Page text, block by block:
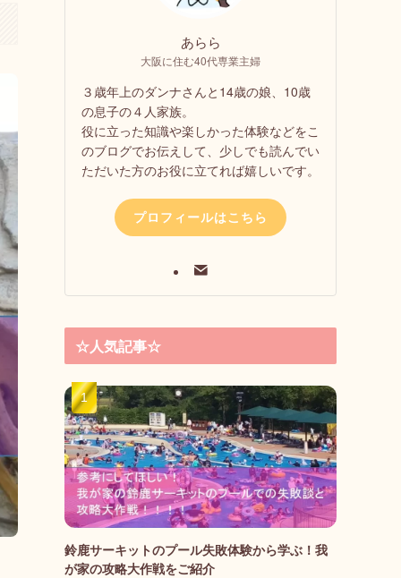
あらら
大阪に住む40代専業主婦
３歳年上のダンナさんと14歳の娘、10歳
の息子の４人家族。
役に立った知識や楽しかった体験などをこ
のブログでお伝えして、少しでも読んでい
ただいた方のお役に立てれば嬉しいです。
プロフィールはこちら
☆人気記事☆
鈴鹿サーキットのプール失敗体験から学ぶ！我
が家の攻略大作戦をご紹介